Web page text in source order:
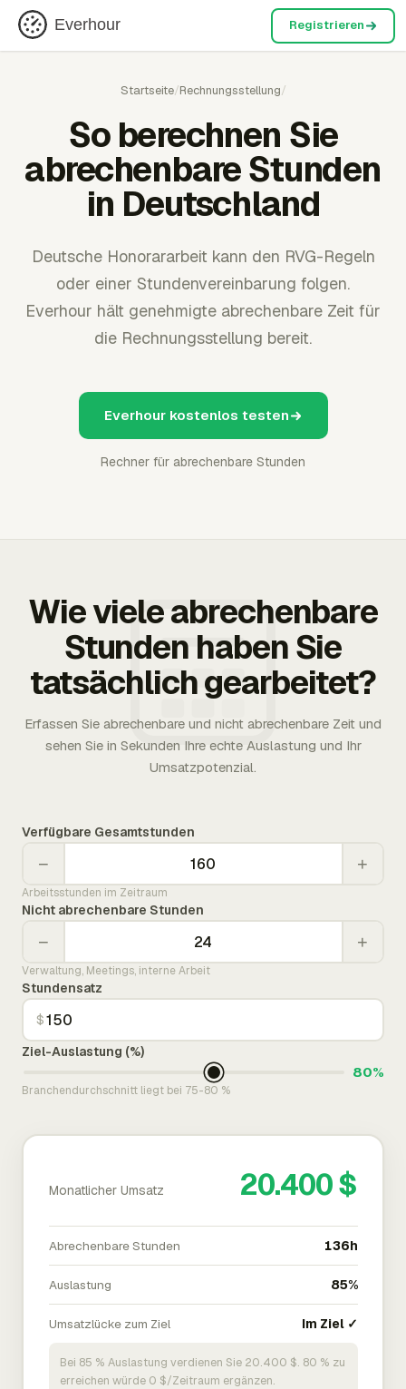
Everhour Registrieren
Startseite/Rechnungsstellung/
So berechnen Sie
abrechenbare Stunden
in Deutschland
Deutsche Honorararbeit kann den RVG-Regeln
oder einer Stundenvereinbarung folgen.
Everhour hält genehmigte abrechenbare Zeit für
die Rechnungsstellung bereit.
Everhour kostenlos testen
Rechner für abrechenbare Stunden
Wie viele abrechenbare
Stunden haben Sie
tatsächlich gearbeitet?
Erfassen Sie abrechenbare und nicht abrechenbare Zeit und
sehen Sie in Sekunden Ihre echte Auslastung und Ihr
Umsatzpotenzial.
Verfügbare Gesamtstunden
− +
Arbeitsstunden im Zeitraum
Nicht abrechenbare Stunden
− +
Verwaltung, Meetings, interne Arbeit
Stundensatz
$
Ziel-Auslastung (%)
80%
Branchendurchschnitt liegt bei 75-80 %
Monatlicher Umsatz 20.400 $
Abrechenbare Stunden 136h
Auslastung 85%
Umsatzlücke zum Ziel Im Ziel ✓
Bei 85 % Auslastung verdienen Sie 20.400 $. 80 % zu
erreichen würde 0 $/Zeitraum ergänzen.